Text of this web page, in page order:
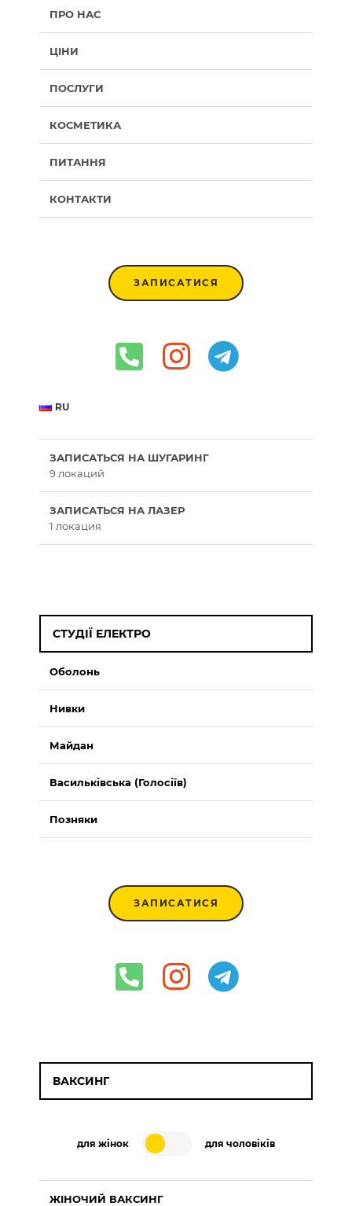
ПРО НАС
ЦІНИ
ПОСЛУГИ
КОСМЕТИКА
ПИТАННЯ
КОНТАКТИ
ЗАПИСАТИСЯ
RU
ЗАПИСАТЬСЯ НА ШУГАРИНГ
9 локаций
ЗАПИСАТЬСЯ НА ЛАЗЕР
1 локация
СТУДІЇ ЕЛЕКТРО
Оболонь
Нивки
Майдан
Васильківська (Голосіїв)
Позняки
ЗАПИСАТИСЯ
ВАКСИНГ
для жінок для чоловіків
ЖІНОЧИЙ ВАКСИНГ